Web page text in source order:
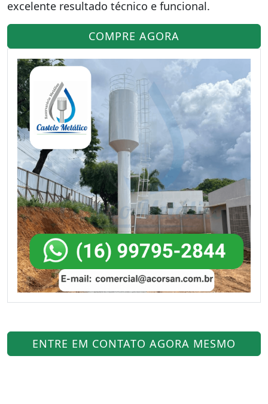
excelente resultado técnico e funcional.
COMPRE AGORA
ENTRE EM CONTATO AGORA MESMO